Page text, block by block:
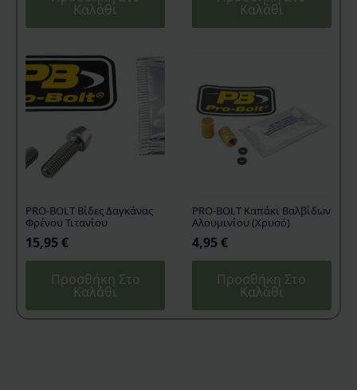
Καλάθι Καλάθι
PRO-BOLT Βίδες Δαγκάνας
Φρένου Τιτανίου
15,95 €
Προσθήκη Στο
Καλάθι
PRO-BOLT Καπάκι Βαλβίδων
Αλουμινίου (Χρυσό)
4,95 €
Προσθήκη Στο
Καλάθι